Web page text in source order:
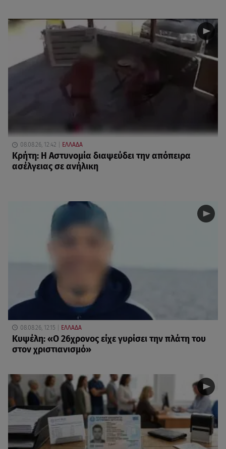
08.08.26, 12:42 ΕΛΛΑΔΑ
Κρήτη: Η Αστυνομία διαψεύδει την απόπειρα
ασέλγειας σε ανήλικη
08.08.26, 12:15 ΕΛΛΑΔΑ
Κυψέλη: «Ο 26χρονος είχε γυρίσει την πλάτη του
στον χριστιανισμό»